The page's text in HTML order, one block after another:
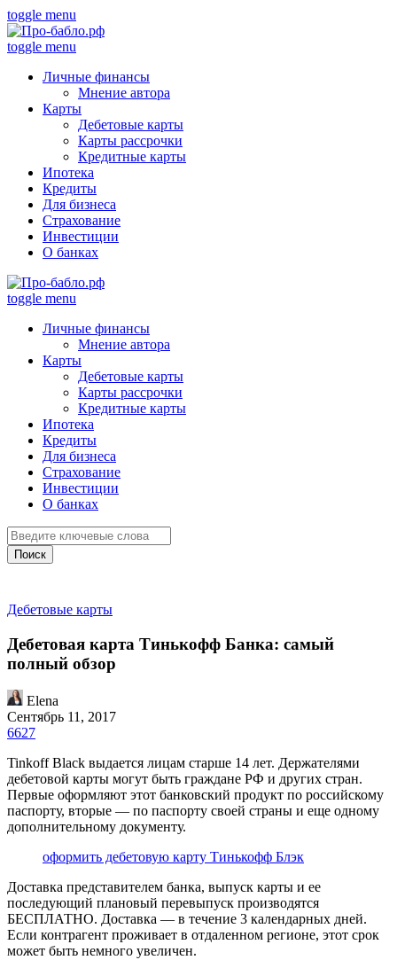
toggle menu
toggle menu
Личные финансы
Мнение автора
Карты
Дебетовые карты
Карты рассрочки
Кредитные карты
Ипотека
Кредиты
Для бизнеса
Страхование
Инвестиции
О банках
toggle menu
Личные финансы
Мнение автора
Карты
Дебетовые карты
Карты рассрочки
Кредитные карты
Ипотека
Кредиты
Для бизнеса
Страхование
Инвестиции
О банках
Поиск
Дебетовые карты
Дебетовая карта Тинькофф Банка: самый
полный обзор
Elena
Сентябрь 11, 2017
6627
Tinkoff Black выдается лицам старше 14 лет. Держателями
дебетовой карты могут быть граждане РФ и других стран.
Первые оформляют этот банковский продукт по российскому
паспорту, вторые — по паспорту своей страны и еще одному
дополнительному документу.
оформить дебетовую карту Тинькофф Блэк
Доставка представителем банка, выпуск карты и ее
последующий плановый перевыпуск производятся
БЕСПЛАТНО. Доставка — в течение 3 календарных дней.
Если контрагент проживает в отдаленном регионе, этот срок
может быть немного увеличен.